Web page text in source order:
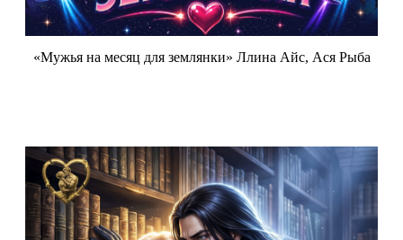
«Мужья на месяц для землянки» Ллина Айс, Ася Рыба